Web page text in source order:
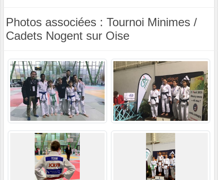
Photos associées : Tournoi Minimes /
Cadets Nogent sur Oise